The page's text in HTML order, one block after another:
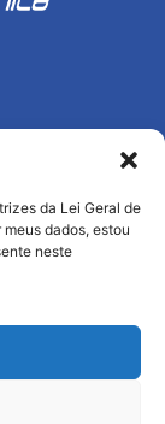
da Lei Geral de
dados, estou
neste